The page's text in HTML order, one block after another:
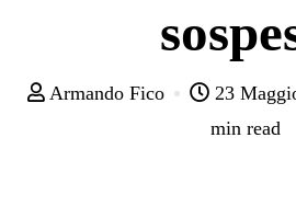
Armando Fico 23
min read